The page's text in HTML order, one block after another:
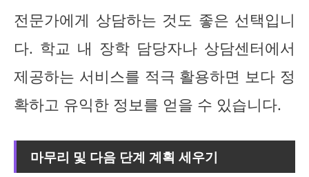
전문가에게 상담하는 것도 좋은 선택입니
다. 학교 내 장학 담당자나 상담센터에서
제공하는 서비스를 적극 활용하면 보다 정
확하고 유익한 정보를 얻을 수 있습니다.
마무리 및 다음 단계 계획 세우기